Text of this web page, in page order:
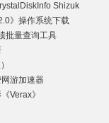
Shizuk
》操作系统下载
批量查询工具
游加速器
Verax》